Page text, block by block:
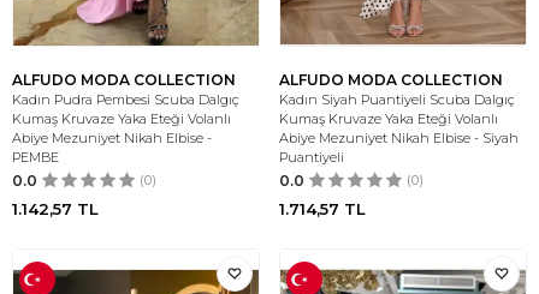
ALFUDO MODA COLLECTION
Kadın Pudra Pembesi Scuba Dalgıç
Kumaş Kruvaze Yaka Eteği Volanlı
Abiye Mezuniyet Nikah Elbise -
PEMBE
0.0 (0)
1.142,57 TL
ALFUDO MODA COLLECTION
Kadın Siyah Puantiyeli Scuba Dalgıç
Kumaş Kruvaze Yaka Eteği Volanlı
Abiye Mezuniyet Nikah Elbise - Siyah
Puantiyeli
0.0 (0)
1.714,57 TL